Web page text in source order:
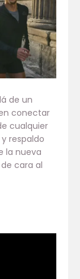
de un
conectar
cualquier
respaldo
la nueva
cara al